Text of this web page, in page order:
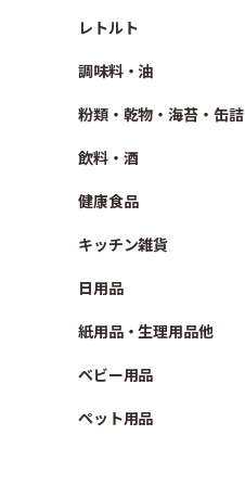
レトルト
調味料・油
粉類・乾物・海苔・缶詰
飲料・酒
健康食品
キッチン雑貨
日用品
紙用品・生理用品他
ベビー用品
ペット用品